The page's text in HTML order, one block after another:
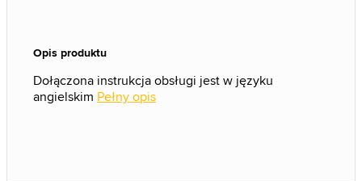
Opis produktu
Dołączona instrukcja obsługi jest w języku
angielskim Pełny opis